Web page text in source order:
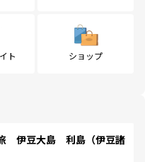
ト ショップ
伊豆大島 利島（伊豆諸